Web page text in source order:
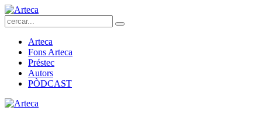
Arteca
Fons Arteca
Préstec
Autors
PÒDCAST